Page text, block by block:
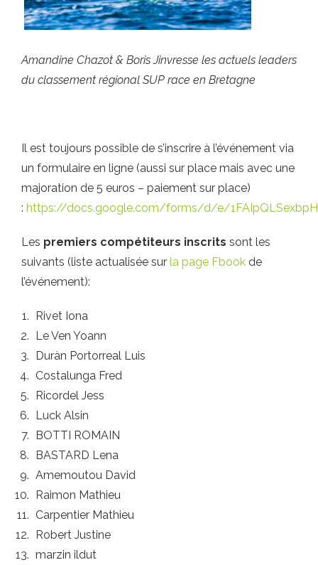
Amandine Chazot & Boris Jinvresse les actuels leaders
du classement régional SUP race en Bretagne
Il est toujours possible de s’inscrire à l’événement via
un formulaire en ligne (aussi sur place mais avec une
majoration de 5 euros – paiement sur place)
: https://docs.google.com/forms/d/e/
Les premiers compétiteurs inscrits sont les
suivants (liste actualisée sur la page Fbook de
l’événement):
Rivet Iona
Le Ven Yoann
Duràn Portorreal Luis
Costalunga Fred
Ricordel Jess
Luck Alsin
BOTTI ROMAIN
BASTARD Lena
Amemoutou David
Raimon Mathieu
Carpentier Mathieu
Robert Justine
marzin ildut